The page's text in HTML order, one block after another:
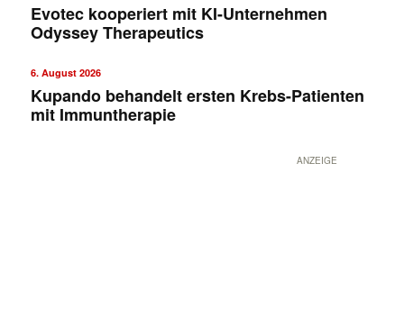
Evotec kooperiert mit KI-Unternehmen
Odyssey Therapeutics
6. August 2026
Kupando behandelt ersten Krebs-Patienten
mit Immuntherapie
ANZEIGE